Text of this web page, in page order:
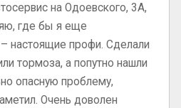
на Одоевского, 3А,
где бы я еще
настоящие профи. Сделали
тормоза, а попутно нашли
опасную проблему,
Очень доволен